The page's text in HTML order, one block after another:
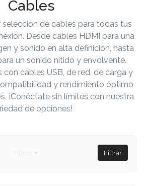
Cables
selección de cables para todas tus
Desde cables HDMI para una
y sonido en alta definición, hasta
un sonido nítido y envolvente.
cables USB, de red, de carga y
y rendimiento óptimo
¡Conéctate sin límites con nuestra
de opciones!
Filtrar